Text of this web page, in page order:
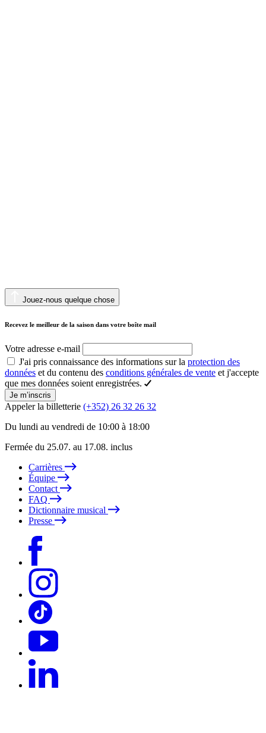
Jouez-nous quelque chose
Recevez le meilleur de la saison dans votre boîte mail
Votre adresse e-mail
J'ai pris connaissance des informations sur la protection des
données et du contenu des conditions générales de vente et j'accepte
que mes données soient enregistrées.
Je m’inscris
Appeler la billetterie (+352) 26 32 26 32
Du lundi au vendredi de 10:00 à 18:00
Fermée du 25.07. au 17.08. inclus
Carrières
Équipe
Contact
FAQ
Dictionnaire musical
Presse